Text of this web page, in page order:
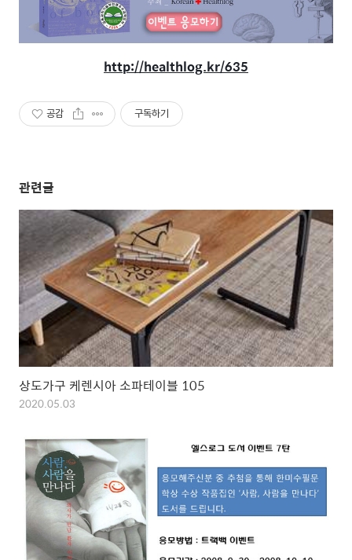
http://healthlog.kr/635
공감 구독하기
관련글
상도가구 케렌시아 소파테이블 105
2020.05.03